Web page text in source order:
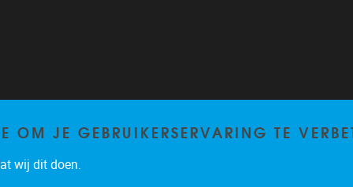
JE GEBRUIKERSERVARING TE
wij dit doen.